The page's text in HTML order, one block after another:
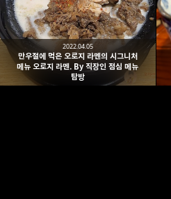
만우절에 먹은 오로지 라멘의 시그니처
메뉴 오로지 라멘. By 직장인 점심 메뉴
탐방
2022.04.05